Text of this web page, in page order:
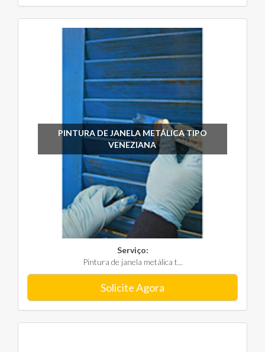
PINTURA DE JANELA METÁLICA TIPO
VENEZIANA
Serviço:
Pintura de janela metálica t...
Solicite Agora